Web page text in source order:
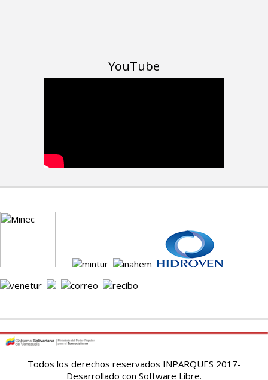
YouTube
Todos los derechos reservados INPARQUES 2017-
Desarrollado con Software Libre.